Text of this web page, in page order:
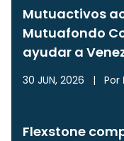
Mutuactivos
Mutuafondo
ayudar a
30 JUN, 2026 | Por
Flexstone